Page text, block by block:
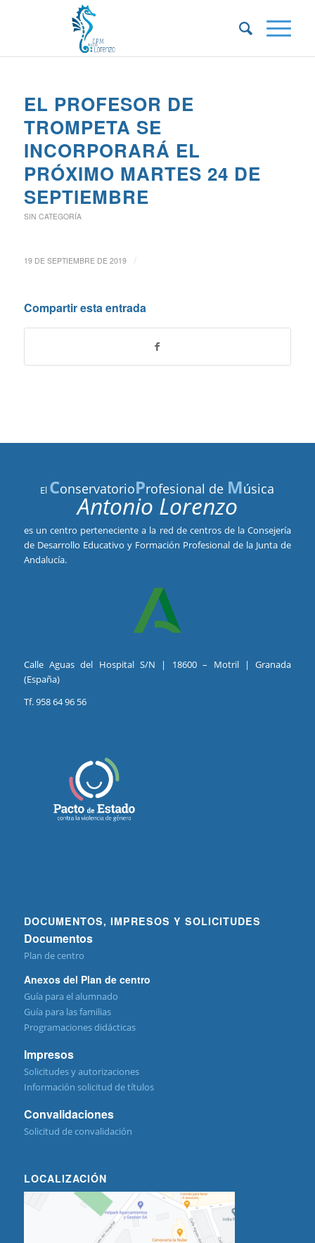
EL PROFESOR DE
TROMPETA SE
INCORPORARÁ EL
PRÓXIMO MARTES 24 DE
SEPTIEMBRE
SIN CATEGORÍA
19 DE SEPTIEMBRE DE 2019 /
Compartir esta entrada
El ConservatorioProfesional de Música
Antonio Lorenzo
es un centro perteneciente a la red de centros de la Consejería
de Desarrollo Educativo y Formación Profesional de la Junta de
Andalucía.
Calle Aguas del Hospital S/N | 18600 – Motril | Granada
(España)
Tf. 958 64 96 56
DOCUMENTOS, IMPRESOS Y SOLICITUDES
Documentos
Plan de centro
Anexos del Plan de centro
Guía para el alumnado
Guía para las familias
Programaciones didácticas
Impresos
Solicitudes y autorizaciones
Información solicitud de títulos
Convalidaciones
Solicitud de convalidación
LOCALIZACIÓN